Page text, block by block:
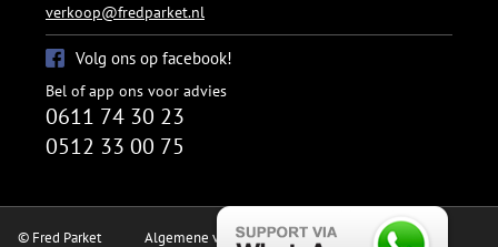
verkoop@fredparket.nl
Volg ons op facebook!
Bel of app ons voor advies
0611 74 30 23
0512 33 00 75
© Fred Parket Algemene voorwaarden Privacy verklaring